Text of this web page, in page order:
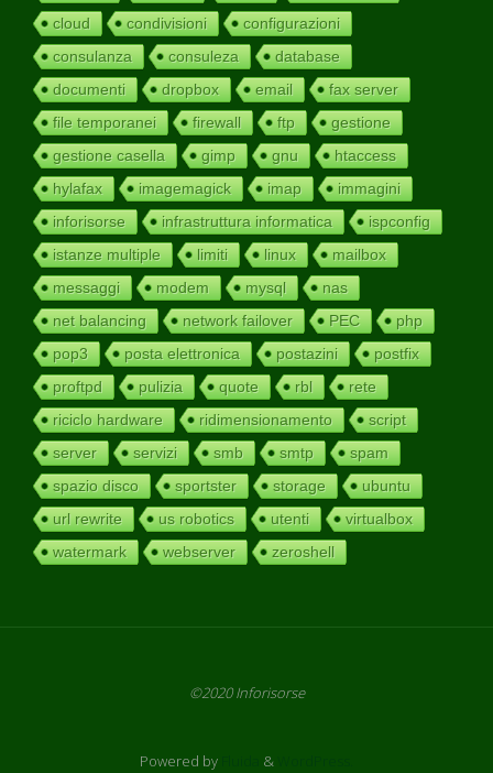
cloud
condivisioni
configurazioni
consulanza
consuleza
database
documenti
dropbox email
fax server
file temporanei
firewall ftp
gestione
gestione casella
gimp gnu
htaccess
hylafax
imagemagick imap
immagini
inforisorse
infrastruttura informatica
ispconfig
istanze multiple
limiti linux
mailbox
messaggi
modem mysql
nas
net balancing
network failover PEC
php
pop3
posta elettronica postazini
postfix
proftpd
pulizia quote rbl
rete
riciclo hardware
ridimensionamento
script
server
servizi smb smtp
spam
spazio disco
sportster storage
ubuntu
url rewrite
us robotics utenti
virtualbox
watermark
webserver zeroshell
©2020 Inforisorse
Powered by &